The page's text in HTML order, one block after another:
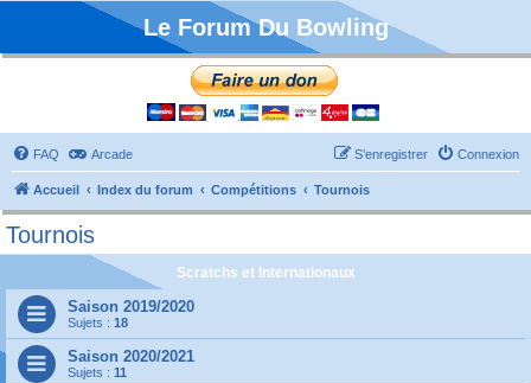
Le Forum Du Bowling
FAQ Arcade Connexion
S’enregistrer
Accueil Index du forum Compétitions Tournois
Tournois
Scratchs et Internationaux
Saison 2019/2020
Sujets : 18
Saison 2020/2021
Sujets : 11